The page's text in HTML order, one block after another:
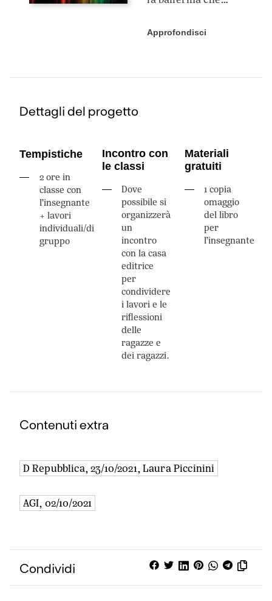
firma di progetti
giornalista Antoine
Pecqueur, ci
accompagna
continente per
continente a
scoprire come la
cultura sia
diventata uno
attraverso cui gli
Stati, i governi e le
imprese private
rafforzano la
propria influenza
Scopriamo che
che la politica
cela alcuni aspetti
dello Stato non
propriamente
Approfondisci
Dettagli del progetto
Tempistiche
2 ore in
classe con
l’insegnante
+ lavori
individuali/di
gruppo
Incontro con
le classi
Dove
possibile si
organizzerà
un
incontro
con la casa
editrice
per
condividere
i lavori e le
riflessioni
delle
ragazze e
dei ragazzi.
Materiali
gratuiti
1 copia
omaggio
del libro
per
l’insegnante
Contenuti extra
D Repubblica, 23/10/2021, Laura Piccinini
AGI, 02/10/2021
Condividi